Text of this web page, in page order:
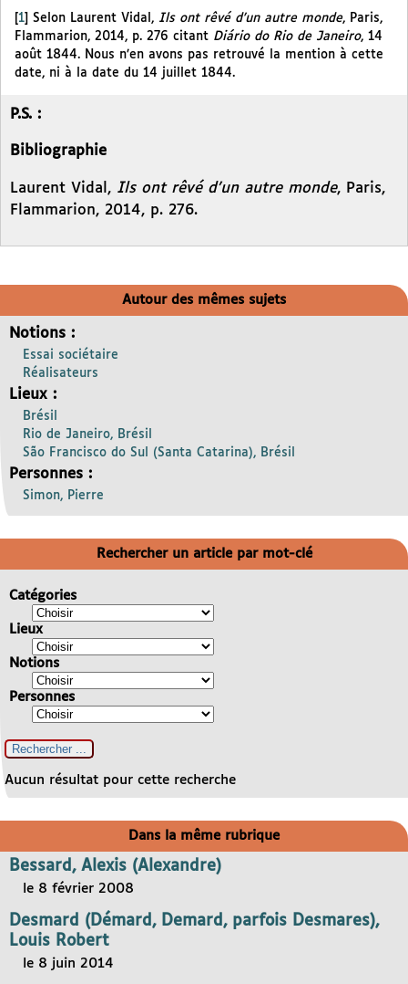
1 Selon Laurent Vidal, Ils ont rêvé d’un autre monde, Paris,
Flammarion, 2014, p. 276 citant Diário do Rio de Janeiro, 14
août 1844. Nous n’en avons pas retrouvé la mention à cette
date, ni à la date du 14 juillet 1844.
P.S. :
Bibliographie
Laurent Vidal, Ils ont rêvé d’un autre monde, Paris,
Flammarion, 2014, p. 276.
Autour des mêmes sujets
Notions :
Essai sociétaire
Réalisateurs
Lieux :
Brésil
Rio de Janeiro, Brésil
São Francisco do Sul (Santa Catarina), Brésil
Personnes :
Simon, Pierre
Rechercher un article par mot-clé
Catégories
Lieux
Notions
Personnes
Aucun résultat pour cette recherche
Dans la même rubrique
Bessard, Alexis (Alexandre)
le 8 février 2008
Desmard (Démard, Demard, parfois Desmares),
Louis Robert
le 8 juin 2014